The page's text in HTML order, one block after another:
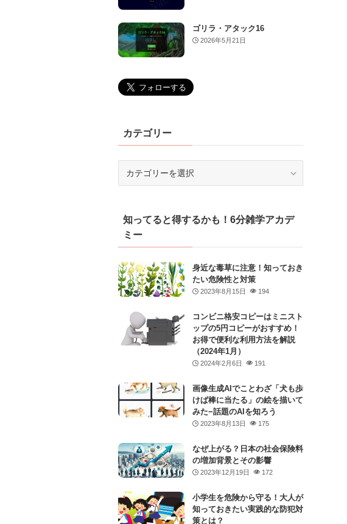
ゴリラ・アタック16
2026年5月21日
カテゴリー
ー知ってると得するかも！6分雑学アカデ
ミー
身近な毒草に注意！知っておき
たい危険性と対策
2023年8月15日 194
コンビニ格安コピーはミニスト
ップの5円コピーがおすすめ！
お得で便利な利用方法を解説
（2024年1月）
2024年2月6日 191
画像生成AIでことわざ「犬も歩
けば棒に当たる」の絵を描いて
みた−話題のAIを知ろう
2023年8月13日 175
なぜ上がる？日本の社会保険料
の増加背景とその影響
2023年12月19日 172
小学生を危険から守る！大人が
知っておきたい実践的な防犯対
策とは？